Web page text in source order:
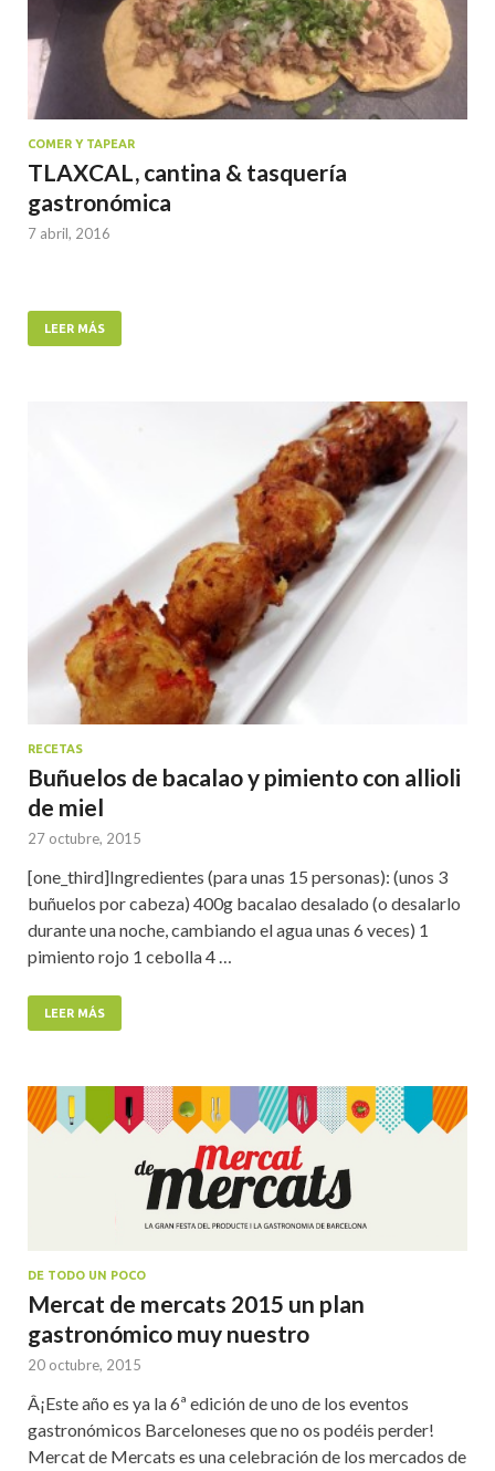
COMER Y TAPEAR
TLAXCAL, cantina & tasquería
gastronómica
7 abril, 2016
LEER MÁS
RECETAS
Buñuelos de bacalao y pimiento con allioli
de miel
27 octubre, 2015
[one_third]Ingredientes (para unas 15 personas): (unos 3
buñuelos por cabeza) 400g bacalao desalado (o desalarlo
durante una noche, cambiando el agua unas 6 veces) 1
pimiento rojo 1 cebolla 4 …
LEER MÁS
DE TODO UN POCO
Mercat de mercats 2015 un plan
gastronómico muy nuestro
20 octubre, 2015
Â¡Este año es ya la 6ª edición de uno de los eventos
gastronómicos Barceloneses que no os podéis perder!
Mercat de Mercats es una celebración de los mercados de